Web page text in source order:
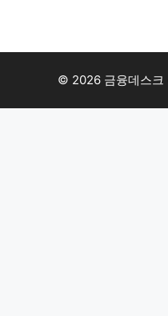
© 2026 금융데스크